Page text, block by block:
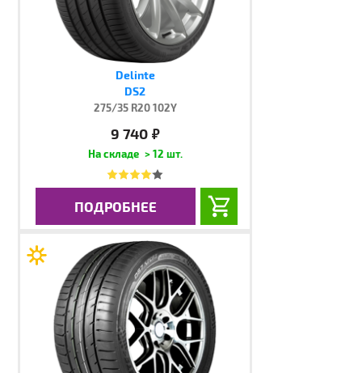
Delinte
DS2
275/35 R20 102Y
9 740 руб.
> 12 шт.
ПОДРОБНЕЕ